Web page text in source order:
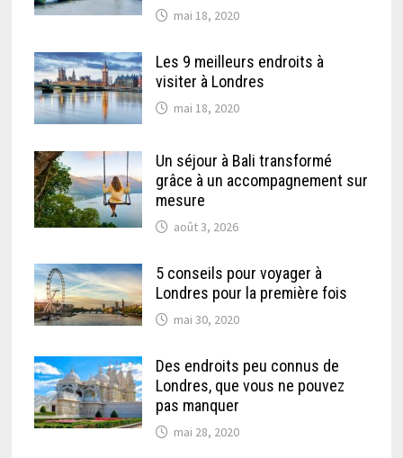
mai 18, 2020
Les 9 meilleurs endroits à
visiter à Londres
mai 18, 2020
Un séjour à Bali transformé
grâce à un accompagnement sur
mesure
août 3, 2026
5 conseils pour voyager à
Londres pour la première fois
mai 30, 2020
Des endroits peu connus de
Londres, que vous ne pouvez
pas manquer
mai 28, 2020